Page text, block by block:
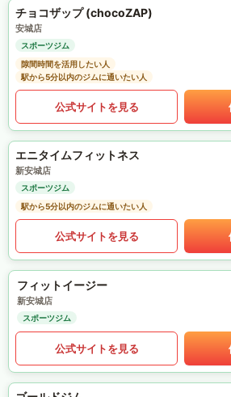
チョコザップ (chocoZAP)
安城店
スポーツジム
隙間時間を活用したい人
駅から5分以内のジムに通いたい人
公式サイトを見る
エニタイムフィットネス
新安城店
スポーツジム
駅から5分以内のジムに通いたい人
公式サイトを見る
フィットイージー
新安城店
スポーツジム
公式サイトを見る